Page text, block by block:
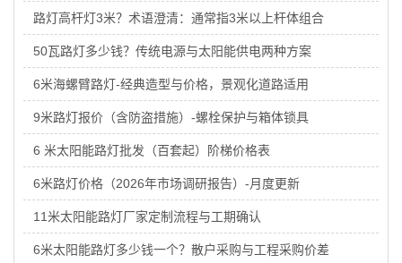
路灯高杆灯3米？术语澄清：通常指3米以上杆体组合
50瓦路灯多少钱？传统电源与太阳能供电两种方案
6米海螺臂路灯-经典造型与价格，景观化道路适用
9米路灯报价（含防盗措施）-螺栓保护与箱体锁具
6 米太阳能路灯批发（百套起）阶梯价格表
6米路灯价格（2026年市场调研报告）-月度更新
11米太阳能路灯厂家定制流程与工期确认
6米太阳能路灯多少钱一个？散户采购与工程采购价差